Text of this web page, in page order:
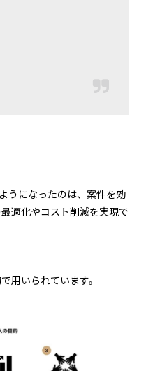
うになったのは、案件を効
適化やコスト削減を実現で
用いられています。